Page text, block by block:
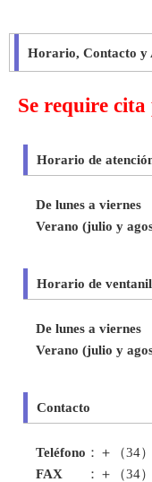
Horario, Contacto y
Se require cita
Horario de
De lunes a viernes
Verano (julio y
Horario de
De lunes a viernes
Verano (julio y
Contacto
Teléfono
FAX
：
：
＋（34
＋（34